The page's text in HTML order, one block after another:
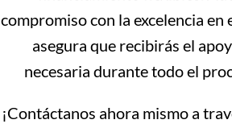
compromiso con la excelencia en
asegura que recibirás el
necesaria durante todo el
¡Contáctanos ahora mismo a